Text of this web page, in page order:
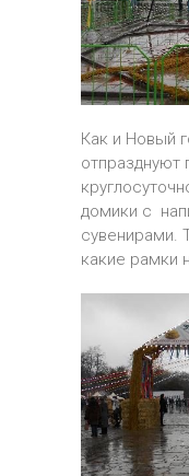
Как и Новый
отпразднуют
домики с
сувенирами.
какие рамки